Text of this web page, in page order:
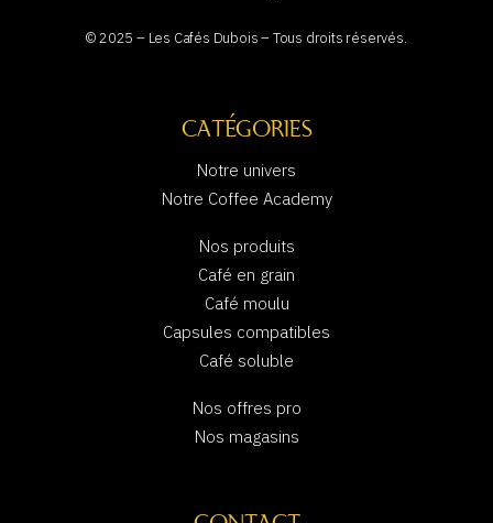
© 2025 – Les Cafés Dubois – Tous droits réservés.
CATÉGORIES
Notre univers
Notre Coffee Academy
Nos produits
Café en grain
Café moulu
Capsules compatibles
Café soluble
Nos offres pro
Nos magasins